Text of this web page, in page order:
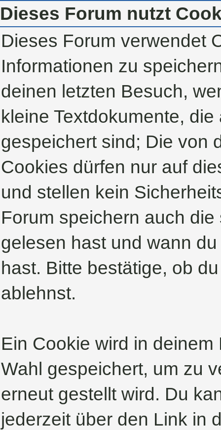
Dieses Forum nutzt
Dieses Forum verwendet
Informationen zu
deinen letzten Besuch,
kleine Textdokumente,
gespeichert sind; Die von
Cookies dürfen nur auf
und stellen kein
Forum speichern auch
gelesen hast und wann
hast. Bitte bestätige, ob
ablehnst.
Ein Cookie wird in
Wahl gespeichert, um zu
erneut gestellt wird. Du
jederzeit über den Link in